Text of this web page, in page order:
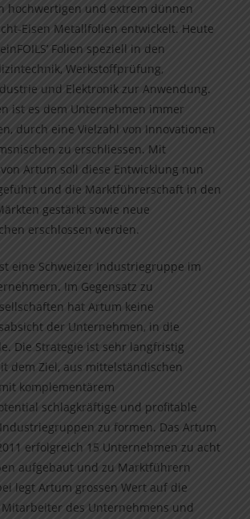
hochwertigen und extrem dünnen
Eisen Metallfolien entwickelt. Heute
Folien speziell in den
Werkstoffprüfung,
und Elektronik zur Anwendung.
ist es dem Unternehmen immer
durch eine Vielzahl von Innovationen
zu erschliessen. Mit
Artum soll diese Entwicklung nun
und die Marktführerschaft in den
gestärkt sowie neue
erschlossen werden.
eine Schweizer Industriegruppe im
Im Gegensatz zu
hat Artum keine
der Unternehmen, in die
Die Strategie ist sehr langfristig
dem Ziel, aus mittelständischen
komplementärem
schlagkräftige und profitable
zu formen. Das Artum
erfolgreich 15 Unternehmen zu acht
aufgebaut und zu Marktführern
legt Artum grossen Wert auf die
des Unternehmens und